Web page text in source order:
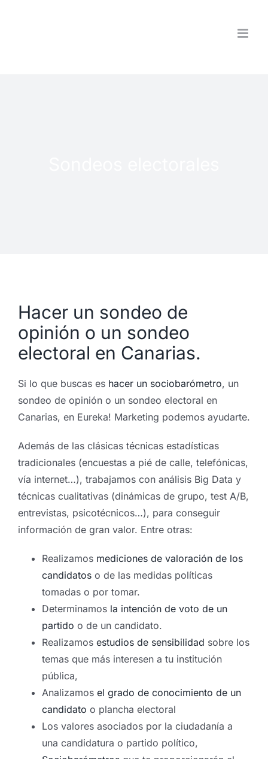
Hacer un sondeo de
opinión o un sondeo
electoral en Canarias.
Si lo que buscas es hacer un sociobarómetro, un
sondeo de opinión o un sondeo electoral en
Canarias, en Eureka! Marketing podemos ayudarte.
Además de las clásicas técnicas estadísticas
tradicionales (encuestas a pié de calle, telefónicas,
vía internet…), trabajamos con análisis Big Data y
técnicas cualitativas (dinámicas de grupo, test A/B,
entrevistas, psicotécnicos…), para conseguir
información de gran valor. Entre otras:
Realizamos mediciones de valoración de los
candidatos o de las medidas políticas
tomadas o por tomar.
Determinamos la intención de voto de un
partido o de un candidato.
Realizamos estudios de sensibilidad sobre los
temas que más interesen a tu institución
pública,
Analizamos el grado de conocimiento de un
candidato o plancha electoral
Los valores asociados por la ciudadanía a
una candidatura o partido político,